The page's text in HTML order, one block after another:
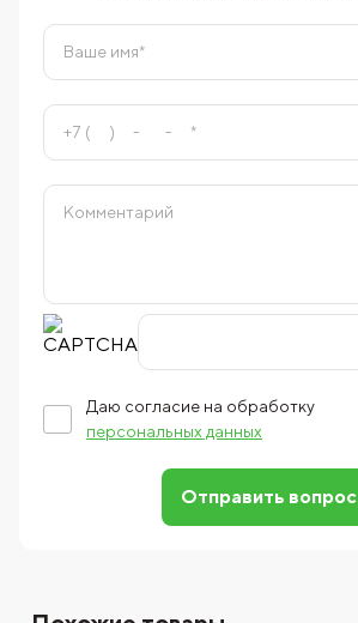
Даю согласие на обработку
персональных данных
Отправить вопрос